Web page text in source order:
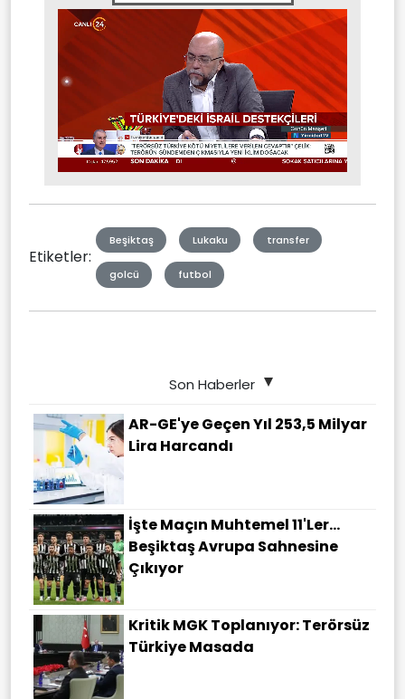
Unmute Stream
Etiketler:
Beşiktaş Lukaku transfer
golcü futbol
Son Haberler
AR-GE'ye Geçen Yıl 253,5 Milyar
Lira Harcandı
İşte Maçın Muhtemel 11'ler...
Beşiktaş Avrupa Sahnesine
Çıkıyor
Kritik MGK Toplanıyor: Terörsüz
Türkiye Masada